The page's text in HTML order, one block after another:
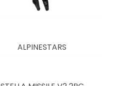
ALPINESTARS